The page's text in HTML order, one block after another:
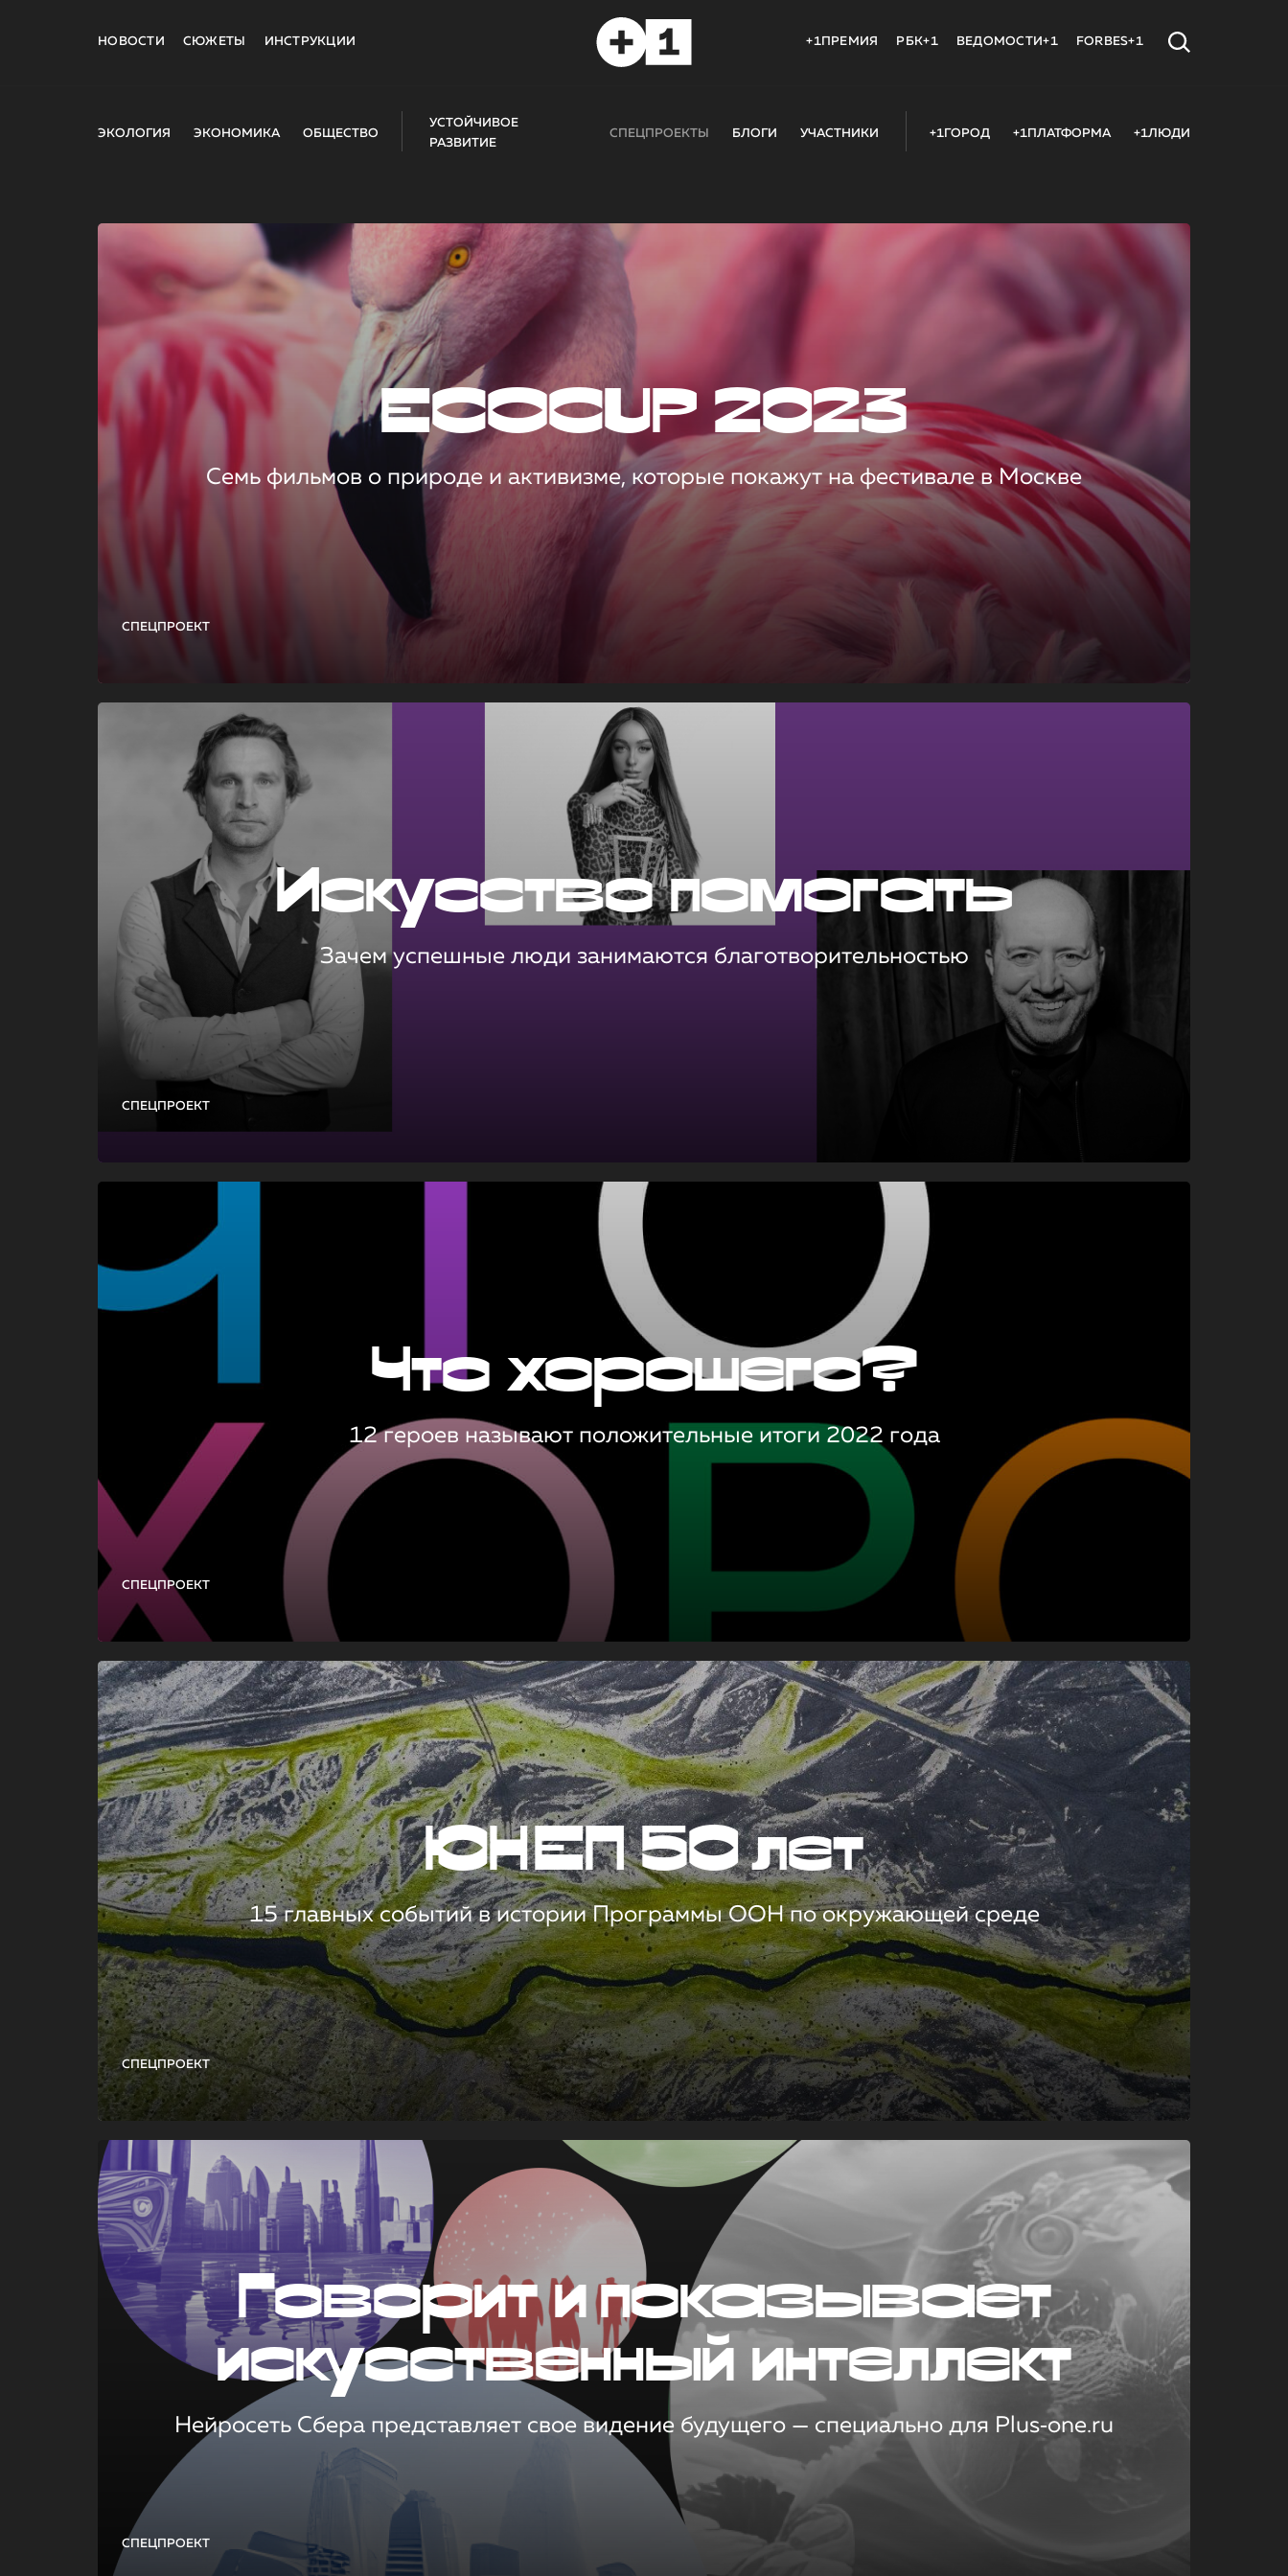
НОВОСТИ СЮЖЕТЫ ИНСТРУКЦИИ +1ПРЕМИЯ РБК+1 ВЕДОМОСТИ+1 FORBES+1
ЭКОЛОГИЯ ЭКОНОМИКА ОБЩЕСТВО
УСТОЙЧИВОЕ
РАЗВИТИЕ
СПЕЦПРОЕКТЫ БЛОГИ УЧАСТНИКИ +1ГОРОД +1ПЛАТФОРМА +1ЛЮДИ
СПЕЦПРОЕКТ
ECOCUP 2023
Семь фильмов о природе и активизме, которые покажут на фестивале в Москве
СПЕЦПРОЕКТ
Искусство помогать
Зачем успешные люди занимаются благотворительностью
СПЕЦПРОЕКТ
Что хорошего?
12 героев называют положительные итоги 2022 года
СПЕЦПРОЕКТ
ЮНЕП 50 лет
15 главных событий в истории Программы ООН по окружающей среде
СПЕЦПРОЕКТ
Говорит и показывает
искусственный интеллект
Нейросеть Сбера представляет свое видение будущего — специально для Plus‑one.ru